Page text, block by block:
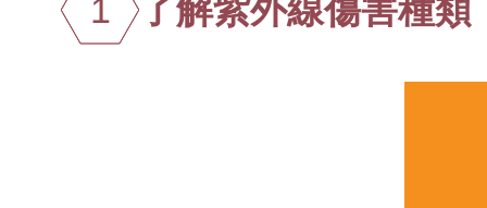
1 了解紫外線傷害種